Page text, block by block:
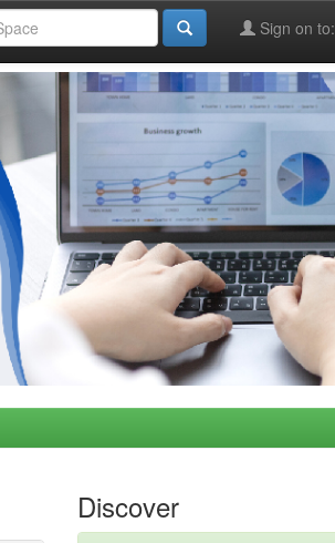
Sign on to:
Discover